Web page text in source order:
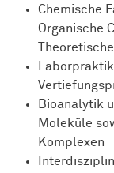
Chemische
Organische
Bioanalytik
Moleküle
Komplexen